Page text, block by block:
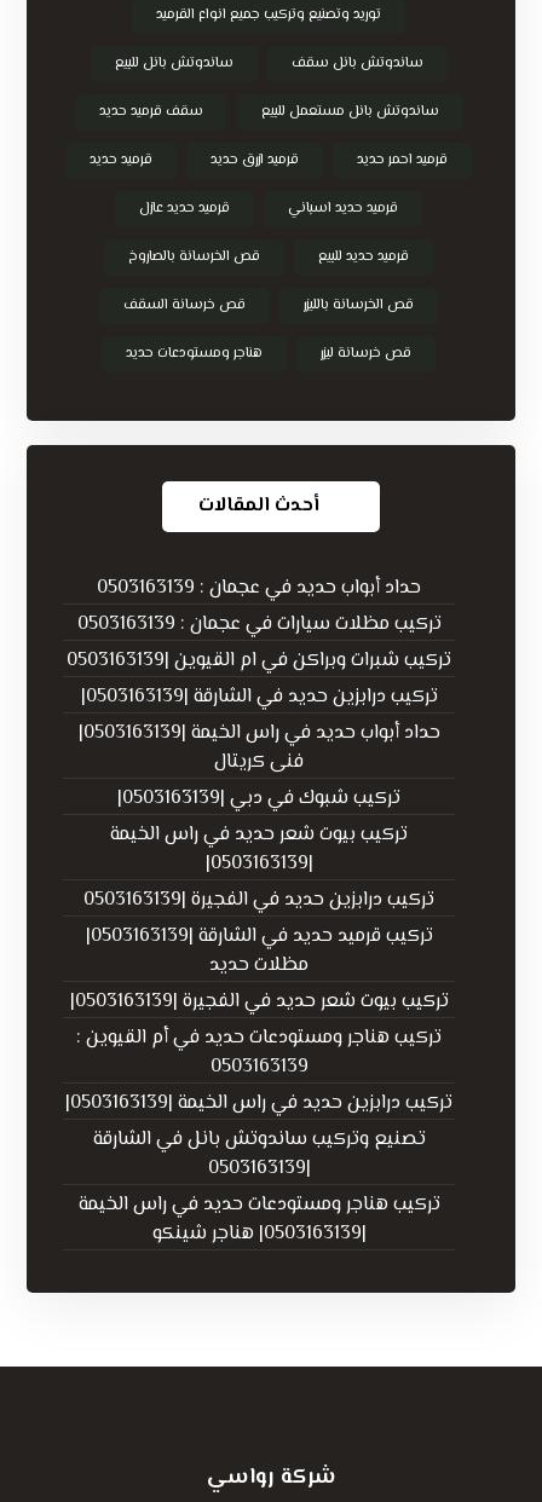
توريد وتصنيع وتركيب جميع انواع القرميد
ساندوتش بانل سقف ساندوتش بانل للبيع
ساندوتش بانل مستعمل للبيع سقف قرميد حديد
قرميد احمر حديد قرميد ازرق حديد قرميد حديد
قرميد حديد اسباني قرميد حديد عازل
قرميد حديد للبيع قص الخرسانة بالصاروخ
قص الخرسانة بالليزر قص خرسانة السقف
قص خرسانة ليزر هناجر ومستودعات حديد
أحدث المقالات
حداد أبواب حديد في عجمان : 0503163139
تركيب مظلات سيارات في عجمان : 0503163139
تركيب شبرات وبراكن في ام القيوين |0503163139
تركيب درابزين حديد في الشارقة |0503163139|
حداد أبواب حديد في راس الخيمة |0503163139|
فنى كريتال
تركيب شبوك في دبي |0503163139|
تركيب بيوت شعر حديد في راس الخيمة
|0503163139|
تركيب درابزين حديد في الفجيرة |0503163139
تركيب قرميد حديد في الشارقة |0503163139|
مظلات حديد
تركيب بيوت شعر حديد في الفجيرة |0503163139|
تركيب هناجر ومستودعات حديد في أم القيوين :
0503163139
تركيب درابزين حديد في راس الخيمة |0503163139|
تصنيع وتركيب ساندوتش بانل في الشارقة
|0503163139
تركيب هناجر ومستودعات حديد في راس الخيمة
|0503163139| هناجر شينكو
شركة رواسي